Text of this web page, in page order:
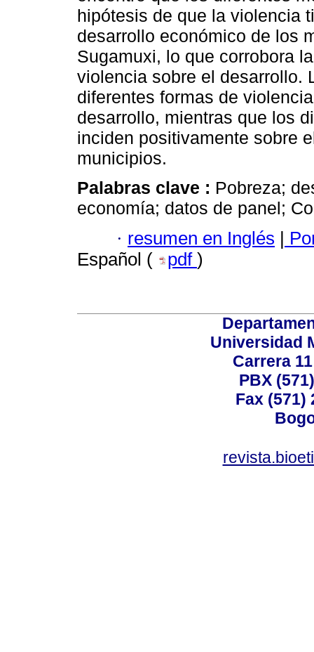
hipótesis de que la violencia
desarrollo económico de los
Sugamuxi, lo que corrobora
violencia sobre el desarrollo.
diferentes formas de
desarrollo, mientras que los
inciden positivamente sobre
municipios.
Palabras clave : Pobreza;
economía; datos de panel;
· resumen en Inglés |
Español (
pdf )
Universidad
Carrera
PBX
Fax (571)